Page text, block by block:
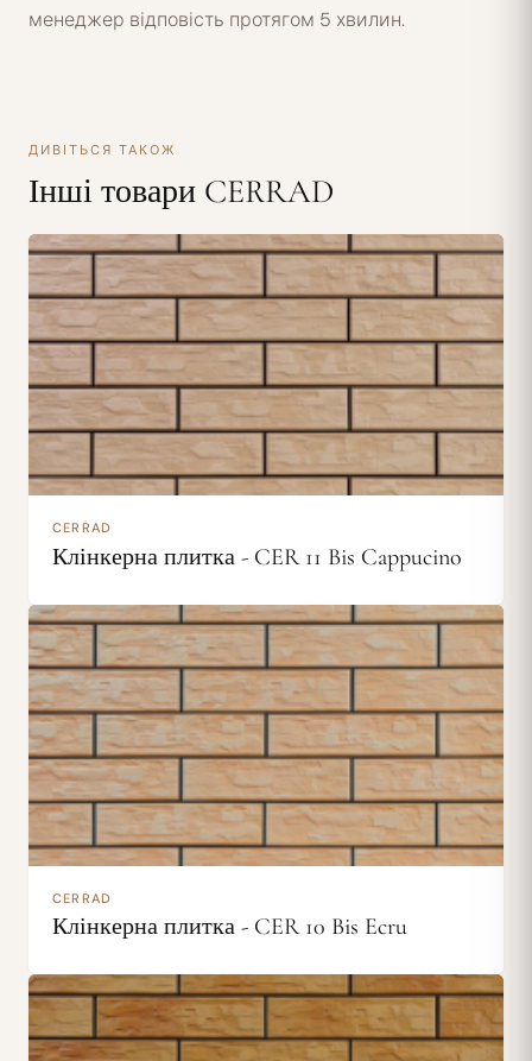
менеджер відповість протягом 5 хвилин.
ДИВІТЬСЯ ТАКОЖ
Інші товари CERRAD
CERRAD
Клінкерна плитка - CER 11 Bis Cappucino
CERRAD
Клінкерна плитка - CER 10 Bis Ecru